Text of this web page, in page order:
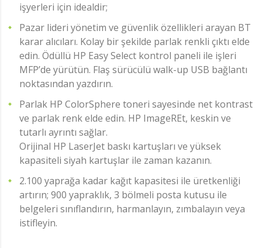
işyerleri için idealdir;
Pazar lideri yönetim ve güvenlik özellikleri arayan BT
karar alıcıları. Kolay bir şekilde parlak renkli çıktı elde
edin. Ödüllü HP Easy Select kontrol paneli ile işleri
MFP’de yürütün. Flaş sürücülü walk-up USB bağlantı
noktasından yazdırın.
Parlak HP ColorSphere toneri sayesinde net kontrast
ve parlak renk elde edin. HP ImageREt, keskin ve
tutarlı ayrıntı sağlar.
Orijinal HP LaserJet baskı kartuşları ve yüksek
kapasiteli siyah kartuşlar ile zaman kazanın.
2.100 yaprağa kadar kağıt kapasitesi ile üretkenliği
artırın; 900 yapraklık, 3 bölmeli posta kutusu ile
belgeleri sınıflandırın, harmanlayın, zımbalayın veya
istifleyin.